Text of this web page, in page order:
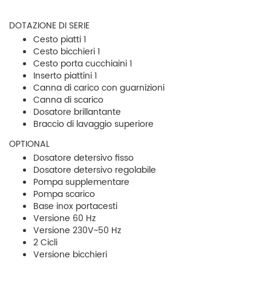
DOTAZIONE DI SERIE
Cesto piatti 1
Cesto bicchieri 1
Cesto porta cucchiaini 1
Inserto piattini 1
Canna di carico con guarnizioni
Canna di scarico
Dosatore brillantante
Braccio di lavaggio superiore
OPTIONAL
Dosatore detersivo fisso
Dosatore detersivo regolabile
Pompa supplementare
Pompa scarico
Base inox portacesti
Versione 60 Hz
Versione 230V~50 Hz
2 Cicli
Versione bicchieri